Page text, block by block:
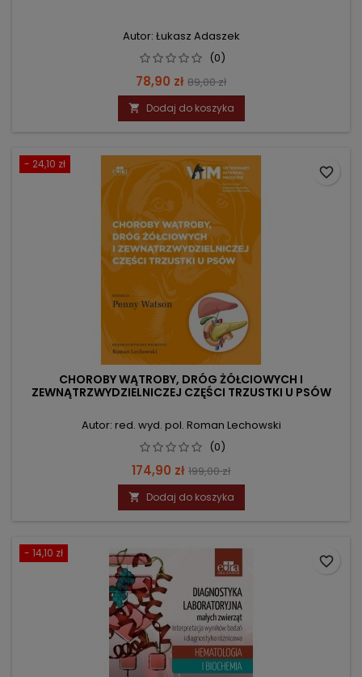
Autor: Łukasz Adaszek
(0)
Cena
78,90 zł Cena
podstawowa
89,00 zł
 Dodaj do koszyka
- 24,10 zł
CHOROBY WĄTROBY, DRÓG ŻÓŁCIOWYCH I
ZEWNĄTRZWYDZIELNICZEJ CZĘŚCI TRZUSTKI U PSÓW
Autor: red. wyd. pol. Roman Lechowski
(0)
Cena
174,90 zł Cena
podstawowa
199,00 zł
 Dodaj do koszyka
favorite_border
- 14,10 zł
favorite_border